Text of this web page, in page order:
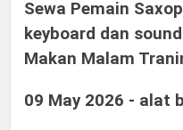
Sewa Pemain
keyboard dan
Makan Malam
09 May 2026 - alat